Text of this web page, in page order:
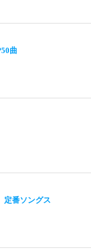
曲
定番ソングス